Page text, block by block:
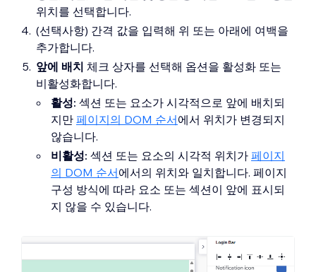
위치를 선택합니다.
(선택사항) 간격 값을 입력해 위 또는 아래에 여백을
추가합니다.
앞에 배치 체크 상자를 선택해 옵션을 활성화 또는
비활성화합니다.
활성: 섹션 또는 요소가 시각적으로 앞에 배치되
지만 페이지의 DOM 순서에서 위치가 변경되지
않습니다.
비활성: 섹션 또는 요소의 시각적 위치가 페이지
의 DOM 순서에서의 위치와 일치합니다. 페이지
구성 방식에 따라 요소 또는 섹션이 앞에 표시되
지 않을 수 있습니다.